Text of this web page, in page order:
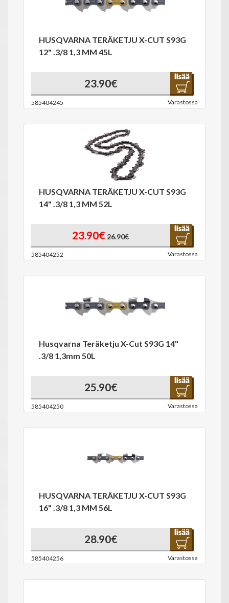
HUSQVARNA TERÄKETJU X-CUT S93G
12" .3/8 1,3 MM 45L
23.90€
585404245 Varastossa
HUSQVARNA TERÄKETJU X-CUT S93G
14" .3/8 1,3 MM 52L
23.90€ 26.90€
585404252 Varastossa
Husqvarna Teräketju X-Cut S93G 14"
.3/8 1,3mm 50L
25.90€
585404250 Varastossa
HUSQVARNA TERÄKETJU X-CUT S93G
16" .3/8 1,3 MM 56L
28.90€
585404256 Varastossa